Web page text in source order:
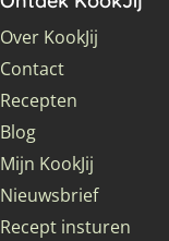
Over KookJij
Contact
Recepten
Blog
Mijn KookJij
Nieuwsbrief
Recept insturen